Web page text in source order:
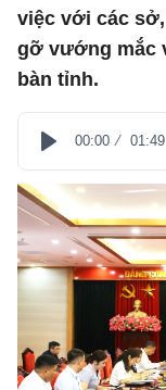
việc với các
gỡ vướng mắc
bàn tỉnh.
Play
00:00 01:49